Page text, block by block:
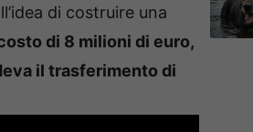
di costruire una
di 8 milioni di euro,
il trasferimento di